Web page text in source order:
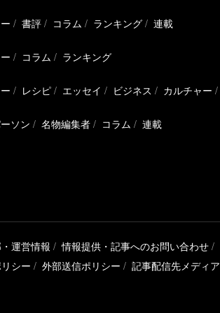
書評 コラム ランキング 連載
コラム ランキング
レシピ エッセイ ビジネス カルチャー
ソン 名物編集者 コラム 連載
運営情報 情報提供・記事へのお問い合わせ
シー 外部送信ポリシー 記事配信先メディア